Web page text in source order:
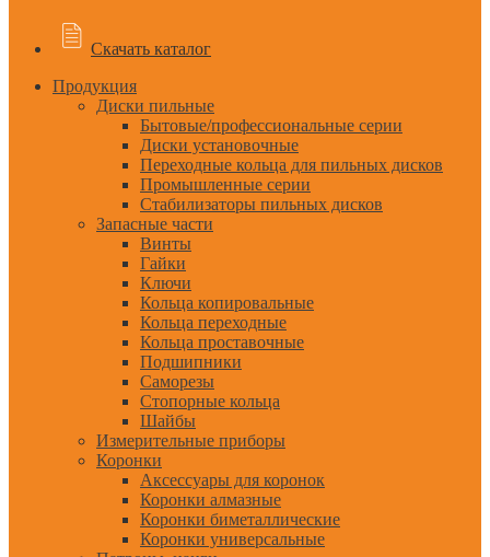
Скачать каталог
Продукция
Диски пильные
Бытовые/профессиональные серии
Диски установочные
Переходные кольца для пильных дисков
Промышленные серии
Стабилизаторы пильных дисков
Запасные части
Винты
Гайки
Ключи
Кольца копировальные
Кольца переходные
Кольца проставочные
Подшипники
Саморезы
Стопорные кольца
Шайбы
Измерительные приборы
Коронки
Аксессуары для коронок
Коронки алмазные
Коронки биметаллические
Коронки универсальные